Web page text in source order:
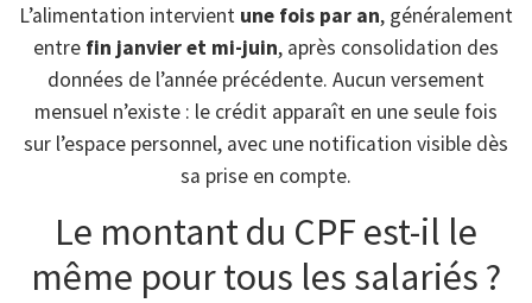
L’alimentation intervient une fois par an, généralement
entre fin janvier et mi-juin, après consolidation des
données de l’année précédente. Aucun versement
mensuel n’existe : le crédit apparaît en une seule fois
sur l’espace personnel, avec une notification visible dès
sa prise en compte.
Le montant du CPF est-il le
même pour tous les salariés ?